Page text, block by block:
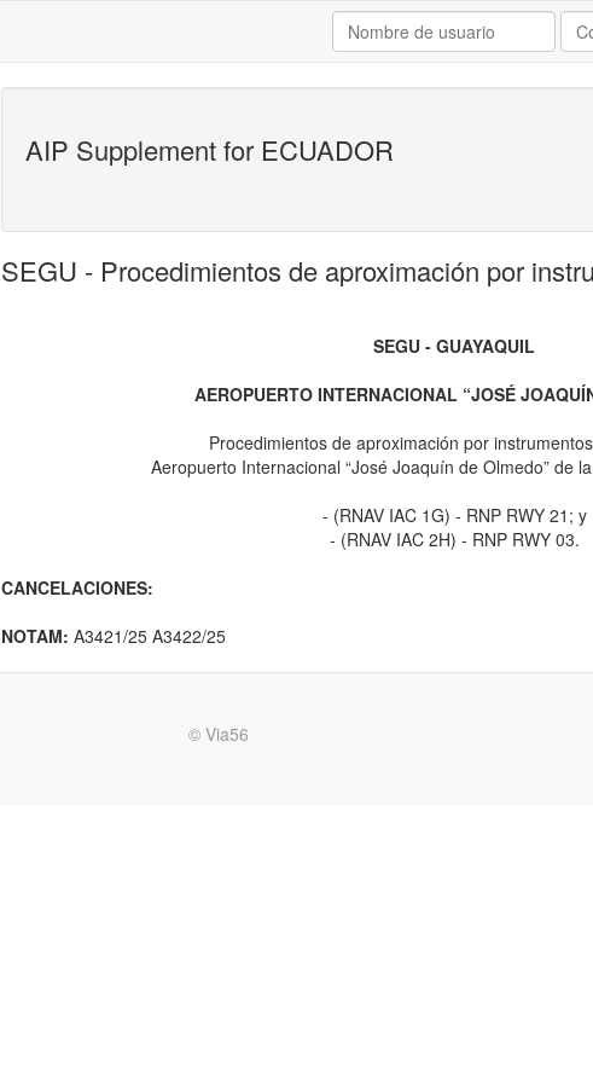
AIP Supplement for ECUADOR
SEGU - Procedimientos de aproximación por
SEGU - GUAYAQUIL
AEROPUERTO INTERNACIONAL “JOSÉ
Procedimientos de aproximación por
Aeropuerto Internacional “José Joaquín de Olmedo” de
- (RNAV IAC 1G) - RNP RWY 21; y
- (RNAV IAC 2H) - RNP RWY 03.
CANCELACIONES:
NOTAM: A3421/25 A3422/25
© Via56